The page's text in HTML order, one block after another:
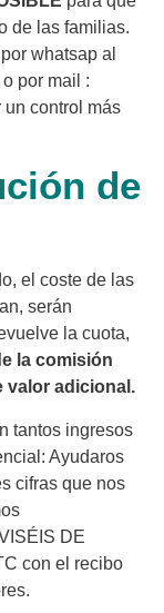
de las familias.
whatsap al
por mail :
control más
de
el coste de las
serán
la cuota,
la comisión
valor adicional.
tantos ingresos
Ayudaros
cifras que nos
DE
con el recibo